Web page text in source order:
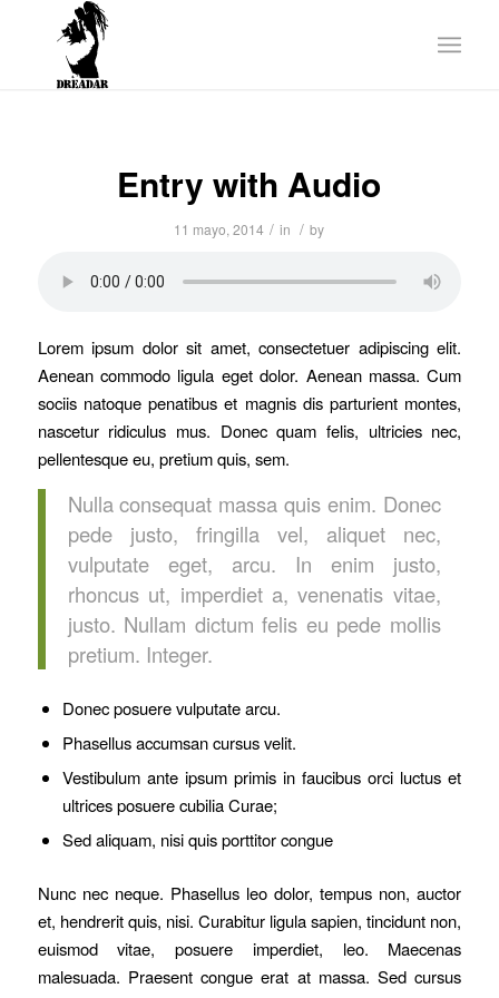
Entry with Audio
11 mayo, 2014 / in / by
Lorem ipsum dolor sit amet, consectetuer adipiscing elit.
Aenean commodo ligula eget dolor. Aenean massa. Cum
sociis natoque penatibus et magnis dis parturient montes,
nascetur ridiculus mus. Donec quam felis, ultricies nec,
pellentesque eu, pretium quis, sem.
Nulla consequat massa quis enim. Donec
pede justo, fringilla vel, aliquet nec,
vulputate eget, arcu. In enim justo,
rhoncus ut, imperdiet a, venenatis vitae,
justo. Nullam dictum felis eu pede mollis
pretium. Integer.
Donec posuere vulputate arcu.
Phasellus accumsan cursus velit.
Vestibulum ante ipsum primis in faucibus orci luctus et
ultrices posuere cubilia Curae;
Sed aliquam, nisi quis porttitor congue
Nunc nec neque. Phasellus leo dolor, tempus non, auctor
et, hendrerit quis, nisi. Curabitur ligula sapien, tincidunt non,
euismod vitae, posuere imperdiet, leo. Maecenas
malesuada. Praesent congue erat at massa. Sed cursus